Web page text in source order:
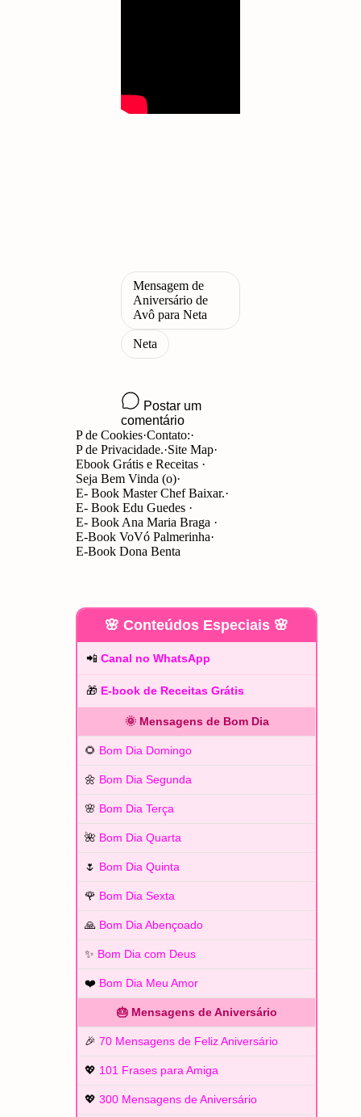
P de Cookies Contato:
P de Privacidade. Site Map
Ebook Grátis e Receitas
Seja Bem Vinda (o)
E- Book Master Chef Baixar.
E- Book Edu Guedes
E- Book Ana Maria Braga
E-Book VoVó Palmerinha
E-Book Dona Benta
🌸 Conteúdos Especiais 🌸
📲 Canal no WhatsApp
🎁 E-book de Receitas Grátis
🌞 Mensagens de Bom Dia
🌻 Bom Dia Domingo
🌼 Bom Dia Segunda
🌸 Bom Dia Terça
🌺 Bom Dia Quarta
🌷 Bom Dia Quinta
🌹 Bom Dia Sexta
🙏 Bom Dia Abençoado
✨ Bom Dia com Deus
❤️ Bom Dia Meu Amor
🎂 Mensagens de Aniversário
🎉 70 Mensagens de Feliz Aniversário
💖 101 Frases para Amiga
💖 300 Mensagens de Aniversário